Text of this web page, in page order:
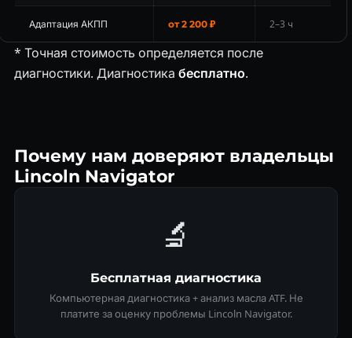
Адаптация АКПП от 2 200 ₽ 2–3 ч
* Точная стоимость определяется после
диагностики. Диагностика бесплатно.
Почему нам доверяют владельцы
Lincoln Navigator
🔬
Бесплатная диагностика
Компьютерная диагностика + анализ масла ATF. Не
платите за оценку проблемы Lincoln Navigator.